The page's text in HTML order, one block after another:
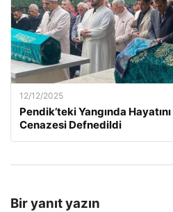
12/12/2025
Pendik’teki Yangında
Cenazesi Defnedildi
Bir yanıt yazın